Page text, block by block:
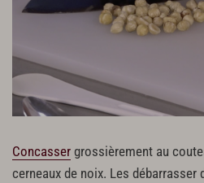
Concasser grossièrement au
cerneaux de noix. Les débarrasser